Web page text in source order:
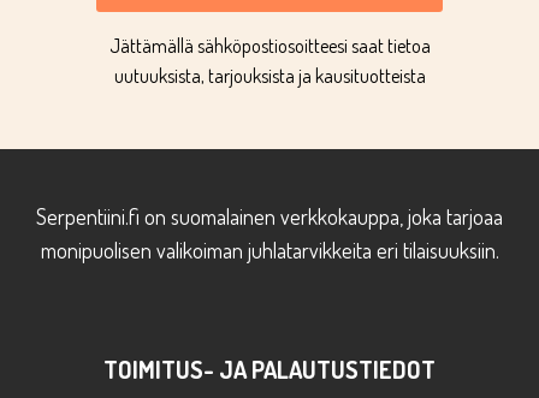
Jättämällä sähköpostiosoitteesi saat tietoa
uutuuksista, tarjouksista ja kausituotteista
Serpentiini.fi on suomalainen verkkokauppa, joka tarjoaa
monipuolisen valikoiman juhlatarvikkeita eri tilaisuuksiin.
TOIMITUS- JA PALAUTUSTIEDOT